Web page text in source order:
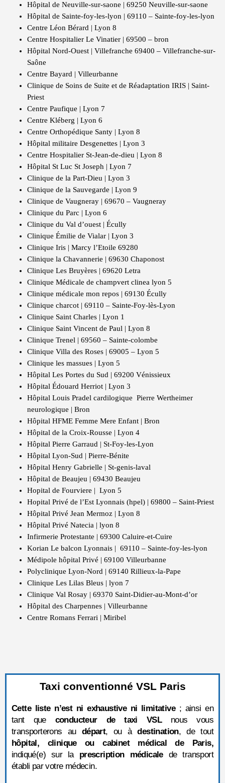
Hôpital de Neuville-sur-saone | 69250 Neuville-sur-saone
Hôpital de Sainte-foy-les-lyon | 69110 – Sainte-foy-les-lyon
Centre Léon Bérard | Lyon 8
Centre Hospitalier Le Vinatier | 69500 – bron
Hôpital Nord-Ouest | Villefranche 69400 – Villefranche-sur-
Saône
Centre Bayard | Villeurbanne
Clinique de Soins de Suite et de Réadaptation IRIS | Saint-
Priest
Centre Paufique | Lyon 7
Centre Kléberg | Lyon 6
Centre Orthopédique Santy | Lyon 8
Hôpital militaire Desgenettes | Lyon 3
Centre Hospitalier St-Jean-de-dieu | Lyon 8
Hôpital St Luc St Joseph | Lyon 7
Clinique de la Part-Dieu | Lyon 3
Clinique de la Sauvegarde | Lyon 9
Clinique de Vaugneray | 69670 – Vaugneray
Clinique du Parc | Lyon 6
Clinique du Val d’ouest | Écully
Clinique Émilie de Vialar | Lyon 3
Clinique Iris | Marcy l’Etoile 69280
Clinique la Chavannerie | 69630 Chaponost
Clinique Les Bruyères | 69620 Letra
Clinique Médicale de champvert clinea lyon 5
Clinique médicale mon repos | 69130 Écully
Clinique charcot | 69110 – Sainte-Foy-lès-Lyon
Clinique Saint Charles | Lyon 1
Clinique Saint Vincent de Paul | Lyon 8
Clinique Trenel | 69560 – Sainte-colombe
Clinique Villa des Roses | 69005 – Lyon 5
Clinique les massues | Lyon 5
Hôpital Les Portes du Sud | 69200 Vénissieux
Hôpital Édouard Herriot | Lyon 3
Hôpital Louis Pradel cardilogique Pierre Wertheimer
neurologique | Bron
Hôpital HFME Femme Mere Enfant | Bron
Hôpital de la Croix-Rousse | Lyon 4
Hôpital Pierre Garraud | St-Foy-les-Lyon
Hôpital Lyon-Sud | Pierre-Bénite
Hôpital Henry Gabrielle | St-genis-laval
Hôpital de Beaujeu | 69430 Beaujeu
Hopital de Fourviere | Lyon 5
Hopital Privé de l’Est Lyonnais (hpel) | 69800 – Saint-Priest
Hôpital Privé Jean Mermoz | Lyon 8
Hôpital Privé Natecia | lyon 8
Infirmerie Protestante | 69300 Caluire-et-Cuire
Korian Le balcon Lyonnais | 69110 – Sainte-foy-les-lyon
Médipole hôpital Privé | 69100 Villeurbanne
Polyclinique Lyon-Nord | 69140 Rillieux-la-Pape
Clinique Les Lilas Bleus | lyon 7
Clinique Val Rosay | 69370 Saint-Didier-au-Mont-d’or
Hôpital des Charpennes | Villeurbanne
Centre Romans Ferrari | Miribel
Taxi conventionné VSL Paris
Cette liste n’est ni exhaustive ni limitative; ainsi en
tant que conducteur de taxi VSLnous vous
transporterons au départ, ou àdestination, de tout
hôpital, clinique ou cabinet médical de Paris,
indiqué(e) sur la prescription médicalede transport
établi par votre médecin.